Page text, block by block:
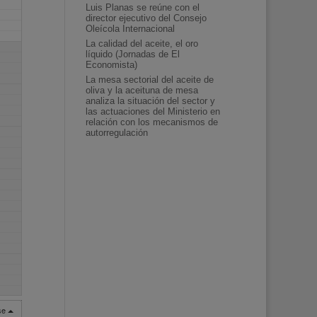
Luis Planas se reúne con el
director ejecutivo del Consejo
Oleícola Internacional
La calidad del aceite, el oro
líquido (Jornadas de El
Economista)
La mesa sectorial del aceite de
oliva y la aceituna de mesa
analiza la situación del sector y
las actuaciones del Ministerio en
relación con los mecanismos de
autorregulación